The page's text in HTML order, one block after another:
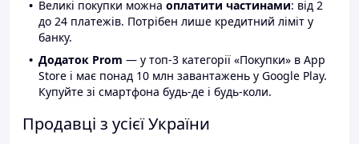
Великі покупки можна оплатити частинами: від 2
до 24 платежів. Потрібен лише кредитний ліміт у
банку.
Додаток Prom — у топ-3 категорії «Покупки» в App
Store і має понад 10 млн завантажень у Google Play.
Купуйте зі смартфона будь-де і будь-коли.
Продавці з усієї України